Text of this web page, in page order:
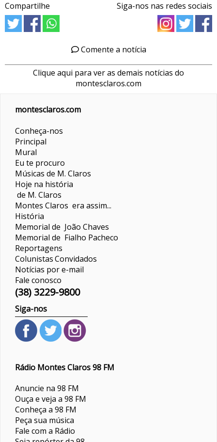
Compartilhe Siga-nos nas redes sociais
Comente a notícia
Clique aqui para ver as demais notícias do
montesclaros.com
montesclaros.com
Conheça-nos
Principal
Mural
Eu te procuro
Músicas de M. Claros
Hoje na história
de M. Claros
Montes Claros era assim...
História
Memorial de João Chaves
Memorial de Fialho Pacheco
Reportagens
ColunistasConvidados
Notícias por e-mail
Fale conosco
(38) 3229-9800
Siga-nos
Rádio Montes Claros 98 FM
Anuncie na 98 FM
Ouça e veja a 98 FM
Conheça a 98 FM
Peça sua música
Fale com a Rádio